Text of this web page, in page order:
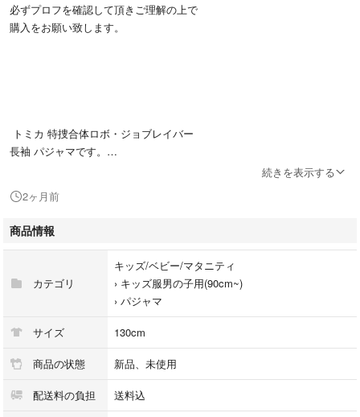
必ずプロフを確認して頂きご理解の上で
購入をお願い致します。
トミカ 特捜合体ロボ・ジョブレイバー
長袖 パジャマです。
新品・未使用。年中素材です。
未使用ですが一度人の手に渡った商品で
続きを表示する
2ヶ月前
商品情報
カテゴリ
キッズ/ベビー/マタニティ
› キッズ服男の子用(90cm~)
› パジャマ
サイズ 130cm
商品の状態 新品、未使用
配送料の負担 送料込